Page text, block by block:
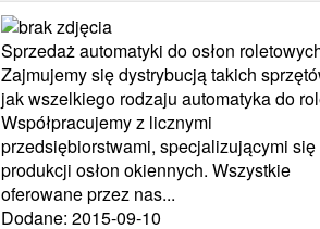
Sprzedaż automatyki do osłon
Zajmujemy się dystrybucją takich
jak wszelkiego rodzaju automatyka do
Współpracujemy z licznymi
przedsiębiorstwami, specjalizującymi się
produkcji osłon okiennych. Wszystkie
oferowane przez nas...
Dodane: 2015-09-10